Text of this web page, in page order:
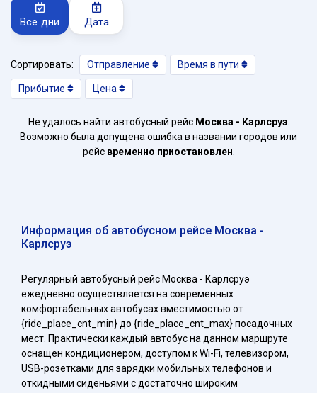
Все дни Дата
Сортировать: Отправление Время в пути
Прибытие Цена
Не удалось найти автобусный рейс Москва - Карлсруэ.
Возможно была допущена ошибка в названии городов или
рейс временно приостановлен
Информация об автобусном рейсе Москва -
Карлсруэ
Регулярный автобусный рейс Москва - Карлсруэ
ежедневно осуществляется на современных
комфортабельных автобусах вместимостью от
{ride_place_cnt_min} до {ride_place_cnt_max} посадочных
мест. Практически каждый автобус на данном маршруте
оснащен кондиционером, доступом к Wi-Fi, телевизором,
USB-розетками для зарядки мобильных телефонов и
откидными сиденьями с достаточно широким